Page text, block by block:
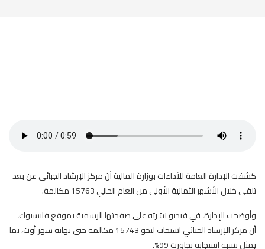
كشفت الإدارة العامة للأداءات بوزارة المالية أن مركز الإرشاد الجبائي عن بعد
تلقى خلال الأشهر الثمانية الأولى من العام الحالي 15763 مكالمة.
وأوضحت الإدارة، في فيديو نشرته على صفحتها الرسمية بموقع فايسبوك،
أن مركز الإرشاد الجبائي استجاب لنحو 15743 مكالمة حتى نهاية شهر أوت، بما
يمثل نسبة استجابة تجاوزت 99%.